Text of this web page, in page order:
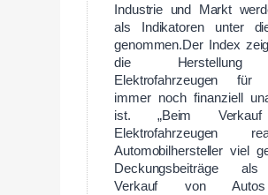
Industrie und Markt
als Indikatoren unter
genommen.Der Index
die
Elektrofahrzeugen für
immer noch finanziell
ist. „Beim
Elektrofahrzeugen
Automobilhersteller viel
Deckungsbeiträge
Verkauf von